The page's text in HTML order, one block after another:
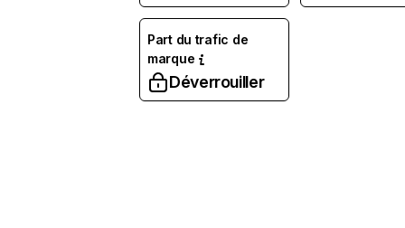
Part du trafic de
marque
Déverrouiller